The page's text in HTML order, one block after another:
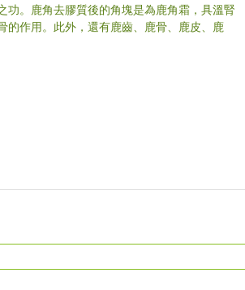
功。鹿角去膠質後的角塊是為鹿角霜，具溫腎
的作用。此外，還有鹿齒、鹿骨、鹿皮、鹿